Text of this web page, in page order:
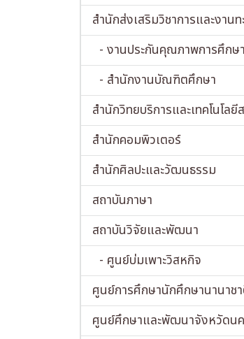
สำนักส่งเสริมวิชาการและงานท
- งานประกันคุณภาพการศึกษา
- สำนักงานบัณฑิตศึกษา
สำนักวิทยบริการและเทคโนโลยี
สำนักคอมพิวเตอร์
สำนักศิลปะและวัฒนธรรม
สถาบันภาษา
สถาบันวิจัยและพัฒนา
- ศูนย์บ่มเพาะวิสหกิจ
ศูนย์การศึกษานักศึกษานานาช
ศูนย์ศึกษาและพัฒนาจังหวัดน